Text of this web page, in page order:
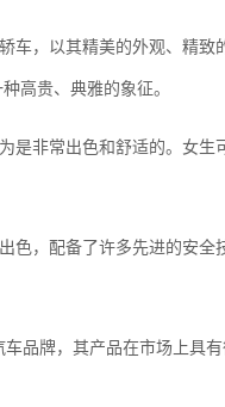
车，以其精美的外观、精致
高贵、典雅的象征。
是非常出色和舒适的。女生
色，配备了许多先进的安全
品牌，其产品在市场上具